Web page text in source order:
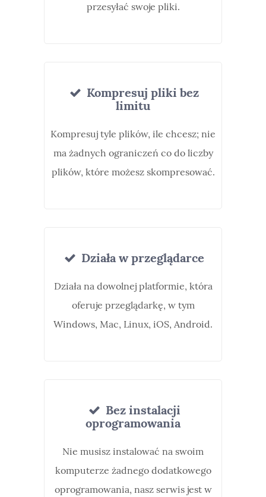
przesyłać swoje pliki.
Kompresuj pliki bez
limitu
Kompresuj tyle plików, ile chcesz; nie
ma żadnych ograniczeń co do liczby
plików, które możesz skompresować.
Działa w przeglądarce
Działa na dowolnej platformie, która
oferuje przeglądarkę, w tym
Windows, Mac, Linux, iOS, Android.
Bez instalacji
oprogramowania
Nie musisz instalować na swoim
komputerze żadnego dodatkowego
oprogramowania, nasz serwis jest w